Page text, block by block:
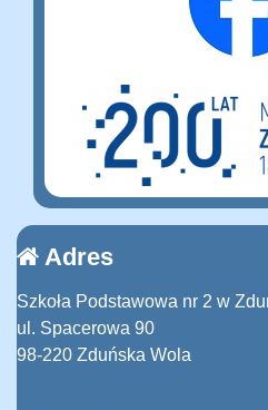
Adres
Szkoła Podstawowa nr 2 w
ul. Spacerowa 90
98-220 Zduńska Wola